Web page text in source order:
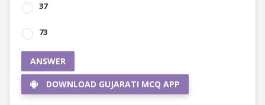
37
73
ANSWER
DOWNLOAD GUJARATI MCQ APP